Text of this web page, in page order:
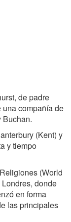
de padre
una compañía de
Buchan.
(Kent) y
y tiempo
(World
donde
en forma
las principales